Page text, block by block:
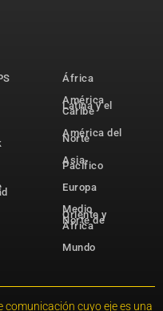
África
América
Latina y el
Caribe
América del
Norte
Asia-
Pacífico
Europa
Medio
Oriente y
Norte de
África
Mundo
cuyo eje es una